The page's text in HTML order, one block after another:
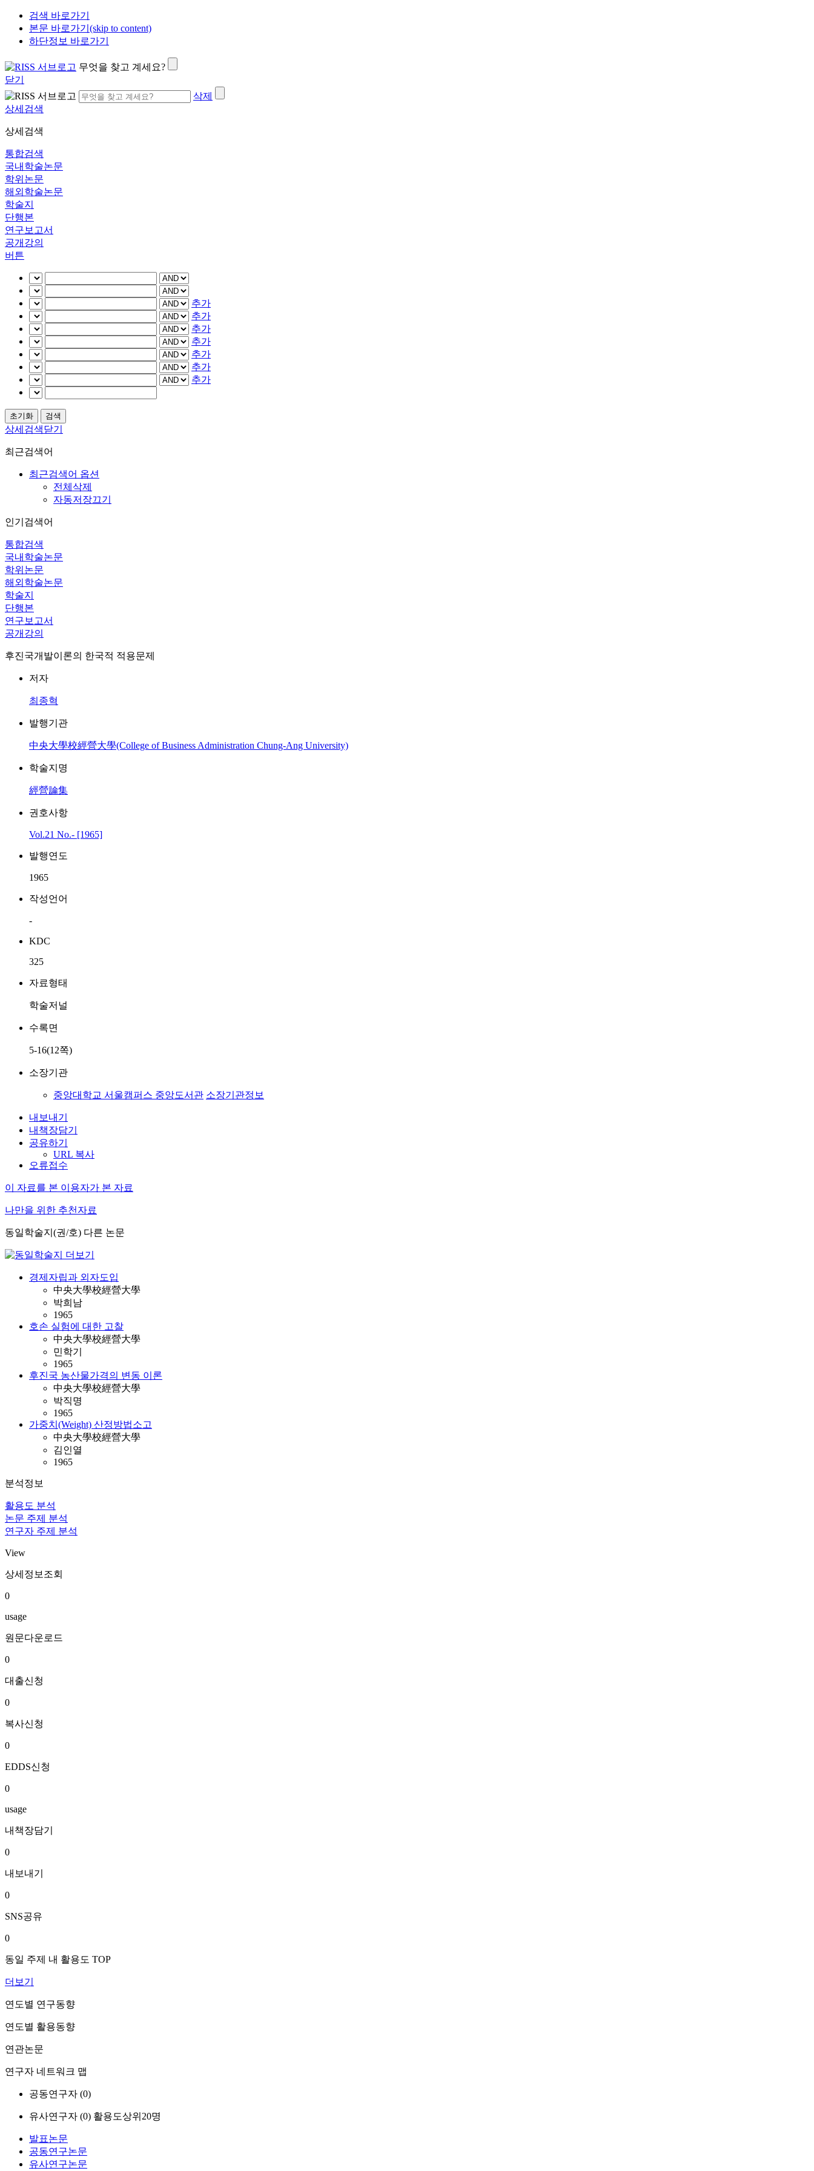
검색 바로가기
본문 바로가기(skip to content)
하단정보 바로가기
무엇을 찾고 계세요?
닫기
삭제
상세검색
상세검색
통합검색
국내학술논문
학위논문
해외학술논문
학술지
단행본
연구보고서
공개강의
버튼
추가
추가
추가
추가
추가
추가
추가
상세검색닫기
최근검색어
최근검색어 옵션
전체삭제
자동저장끄기
인기검색어
통합검색
국내학술논문
학위논문
해외학술논문
학술지
단행본
연구보고서
공개강의
후진국개발이론의 한국적 적용문제
저자
최종혁
발행기관
中央大學校經營大學(College of Business Administration Chung-Ang University)
학술지명
經營論集
권호사항
Vol.21 No.- [1965]
발행연도
1965
작성언어
-
KDC
325
자료형태
학술저널
수록면
5-16(12쪽)
소장기관
중앙대학교 서울캠퍼스 중앙도서관 소장기관정보
내보내기
내책장담기
공유하기
URL 복사
오류접수
이 자료를 본 이용자가 본 자료
나만을 위한 추천자료
동일학술지(권/호) 다른 논문
경제자립과 외자도입
中央大學校經營大學
박희남
1965
호손 실험에 대한 고찰
中央大學校經營大學
민학기
1965
후진국 농산물가격의 변동 이론
中央大學校經營大學
박직명
1965
가중치(Weight) 산정방법소고
中央大學校經營大學
김인열
1965
분석정보
활용도 분석
논문 주제 분석
연구자 주제 분석
View
상세정보조회
0
usage
원문다운로드
0
대출신청
0
복사신청
0
EDDS신청
0
usage
내책장담기
0
내보내기
0
SNS공유
0
동일 주제 내 활용도 TOP
더보기
연도별 연구동향
연도별 활용동향
연관논문
연구자 네트워크 맵
공동연구자 (0)
유사연구자 (0) 활용도상위20명
발표논문
공동연구논문
유사연구논문